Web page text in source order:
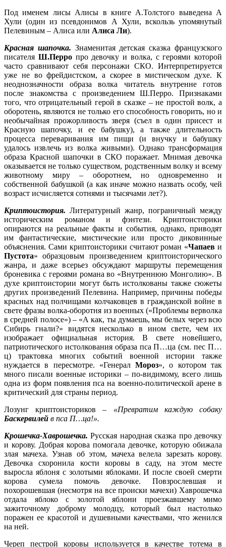
Под именем лисы Алисы в книге А.Толстого выведена А
Хули (один из псевдонимов А Хули, вскользь упомянутый
Пелевиным – Алиса или Алиса Ли).
Красная шапочка. Знаменитая детская сказка французского
писателя Ш.Перропро девочку и волка, с героями которой
часто сравнивают себя персонажи СКО. Интерпретируется
уже не во фрейдистском, а скорее в мистическом духе. К
неоднозначности образа волка читатель внутренне готов
после знакомства с произведением Ш.Перро. Признаками
того, что отрицательный герой в сказке – не простой волк, а
оборотень, являются не только его способность говорить, но и
необычайная прожорливость зверя (съел в один присест и
Красную шапочку, и ее бабушку), а также длительность
процесса переваривания им пищи (и внучку и бабушку
удалось извлечь из волка живыми). Однако трансформация
образа Красной шапочки в СКО поражает. Мнимая девочка
оказывается не только существом, родственным волку и всему
животному миру – оборотнем, но одновременно и
собственной бабушкой (а как иначе можно назвать особу, чей
возраст исчисляется сотнями и тысячами лет?).
Криптоистория. Литературный жанр, пограничный между
историческим романом и фэнтези. Криптоисторики
опираются на реальные факты и события, однако, приводят
им фантастические, мистические или просто диковинные
объяснения. Сами криптоисторики считают роман «Чапаев и
Пустота» образцовым произведением криптоисторического
жанра, и даже всерьез обсуждают маршруты перемещения
броневика с героями романа во «Внутреннюю Монголию». В
духе криптоистории могут быть истолкованы также сюжеты
других произведений Пелевина. Например, причины победы
красных над полчищами колчаковцев в гражданской войне в
свете фразы волка-оборотня из военных («Проблемы верволка
в средней полосе») – «А как, ты думаешь, мы белых через всю
Сибирь гнали?» видятся несколько в ином свете, чем их
изображает официальная история. В свете новейшего,
патриотического истолкования образа пса П…ца (см. пес П…
ц) трактовка многих событий военной истории также
нуждается в пересмотре. «ГенералМороз», о котором так
много писали военные историки – по-видимому, всего лишь
одна из форм появления пса на военно-политической арене в
критический для страны период.
Лозунг криптоисториков – «Превратим каждую собаку
Баскервилей в пса П…ца!».
Крошечка-Хаврошечка. Русская народная сказка про девочку
и корову. Добрая корова помогала девочке, которую обижала
злая мачеха. Узнав об этом, мачеха велела зарезать корову.
Девочка схоронила кости коровы в саду, на этом месте
выросла яблоня с золотыми яблоками. И после своей смерти
корова сумела помочь девочке. Повзрослевшая и
похорошевшая (несмотря на все происки мачехи) Хаврошечка
отдала яблоко с золотой яблони проезжавшему мимо
зажиточному доброму молодцу, который был настолько
поражен ее красотой и душевными качествами, что женился
на ней.
Череп пестрой коровы используется в качестве тотема в